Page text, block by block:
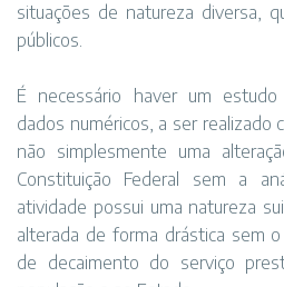
situações de natureza diversa,
públicos.
É necessário haver um
dados numéricos, a ser realizado
não simplesmente uma
Constituição Federal sem a
atividade possui uma natureza
alterada de forma drástica sem
de decaimento do serviço